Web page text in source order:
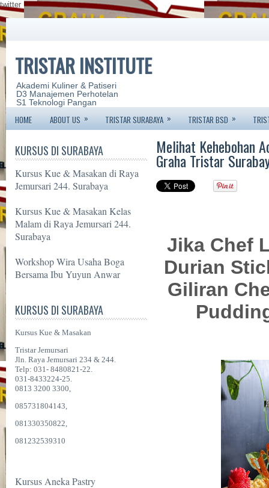
twitter
TRISTAR INSTITUTE
Akademi Kuliner & Patiseri
D3 Manajemen Perhotelan
S1 Teknologi Pangan
HOME ABOUT US » TRISTAR SURABAYA » TRISTAR BSD »
KURSUS DI SURABAYA
Kursus Kue & Masakan di Raya
Jemursari 244. Surabaya
Kursus Kue & Masakan Kelas
Malam di Raya Jemursari 244.
Surabaya
Workshop Wira Usaha Boga
Bersama Ibu Yuyun Anwar
KURSUS DI SURABAYA
Kursus Kue & Masakan
Tristar Jemursari
Jln. Raya Jemursari 234 & 244.
Telp: 031- 8480821-22.
031-8433224-25.
0813 3200 3300,
085731804143,
081330350822,
081232539310
Kursus Aneka Pastry
Melihat Kehebohan
Graha Tristar
Jika Chef
Durian
Giliran